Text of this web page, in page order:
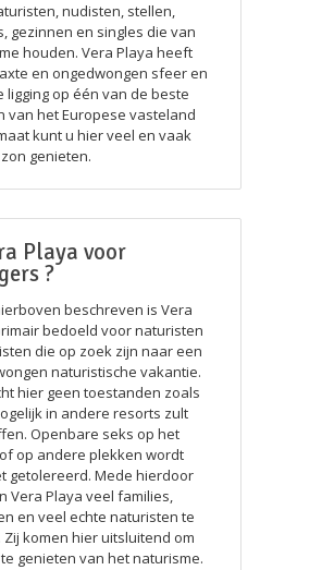
nudisten, stellen,
gezinnen en singles die van
houden. Vera Playa heeft
en ongedwongen sfeer en
ligging op één van de beste
van het Europese vasteland
kunt u hier veel en vaak
genieten.
Playa voor
?
beschreven is Vera
bedoeld voor naturisten
die op zoek zijn naar een
naturistische vakantie.
hier geen toestanden zoals
in andere resorts zult
Openbare seks op het
op andere plekken wordt
getolereerd. Mede hierdoor
Vera Playa veel families,
en veel echte naturisten te
Zij komen hier uitsluitend om
genieten van het naturisme.